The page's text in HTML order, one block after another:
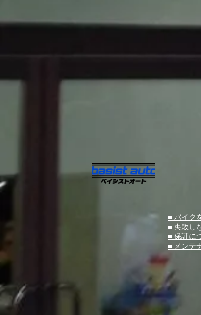
■ バイク
■ 失敗し
■ 保証に
■ メンテ